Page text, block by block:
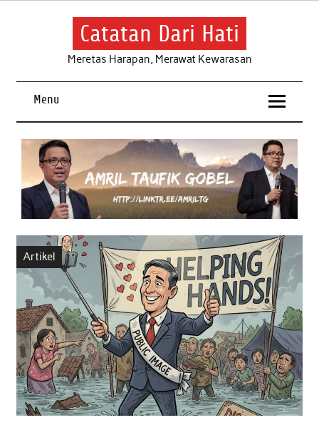
Skip
Catatan Dari Hati
Meretas Harapan, Merawat Kewarasan
Menu
Artikel